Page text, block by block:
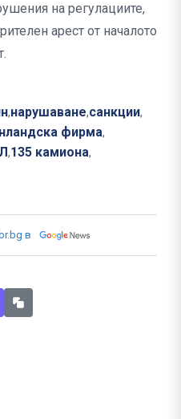
на регулациите,
арест от началото
,нарушаване,санкции,
фирма,
,135 камиона,
в